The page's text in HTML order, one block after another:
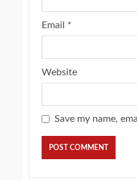
Email *
Website
Save my name,